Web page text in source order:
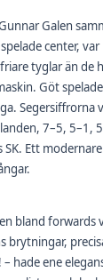
Galen
center,
tyglar än de
Göt
Segersiffrorna
7–5, 5–1,
Ett
bland forwards
brytningar,
hade ene